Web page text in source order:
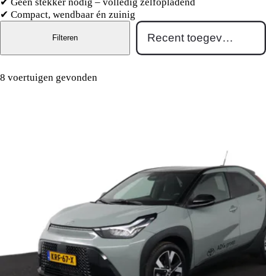
✔ Compact, wendbaar én zuinig
8 voertuigen gevonden
Filteren